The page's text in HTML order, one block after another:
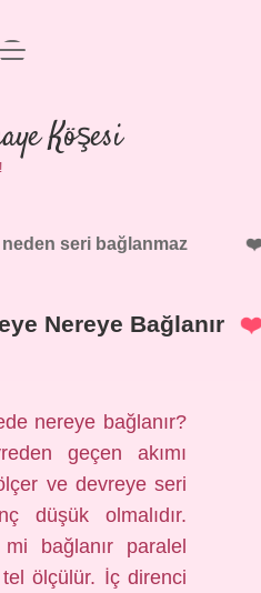
Uyarı
menüyü
Köşesi
seri bağlanmaz
Nereye Bağlanır
nereye bağlanır?
geçen akımı
ve devreye seri
düşük olmalıdır.
bağlanır paralel
tel ölçülür. İç direnci